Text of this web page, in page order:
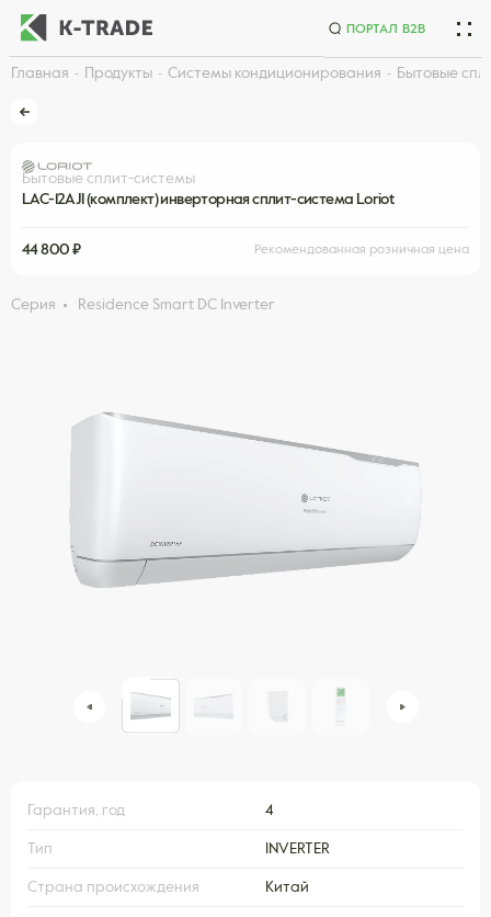
ПОРТАЛ B2B
Главная Продукты Системы кондиционирования Бытовые
Бытовые сплит-системы
LAC-12AJI (комплект) инверторная сплит-система Loriot
44 800 ₽ Рекомендованная розничная цена
Серия Residence Smart DC Inverter
Гарантия, год 4
Тип INVERTER
Страна происхождения Китай